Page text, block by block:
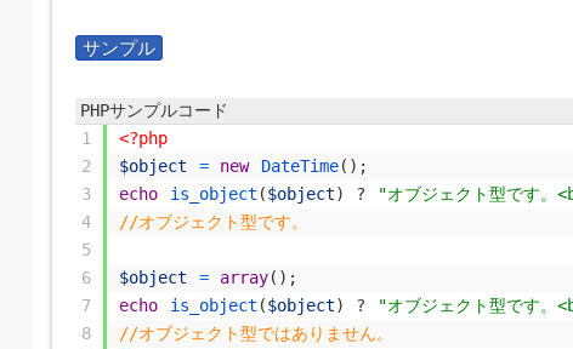
サンプル
PHPサンプルコード
1
2
3
4
5
6
7
8
<?php
$object
= new DateTime( ) ;
echo
is_object ($object) ? "オブジェクト型です。
//オブジェクト型です。
$object = array( ) ;
echo
is_object ($object) ? "オブジェクト型です。
//オブジェクト型ではありません。